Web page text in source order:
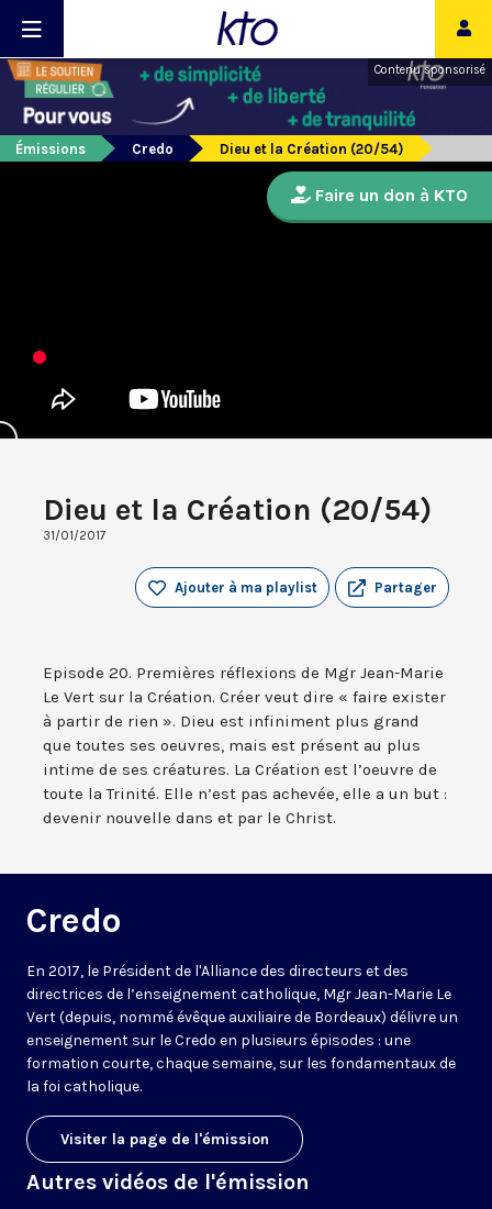
Contenu sponsorisé
Émissions Credo Dieu et la Création (20/54)
Dieu et la Création (20/54)
31/01/2017
Partager
Ajouter à ma playlist
Episode 20. Premières réflexions de Mgr Jean-Marie
Le Vert sur la Création. Créer veut dire « faire exister
à partir de rien ». Dieu est infiniment plus grand
que toutes ses oeuvres, mais est présent au plus
intime de ses créatures. La Création est l’oeuvre de
toute la Trinité. Elle n’est pas achevée, elle a un but :
devenir nouvelle dans et par le Christ.
Credo
En 2017, le Président de l'Alliance des directeurs et des
directrices de l’enseignement catholique, Mgr Jean-Marie Le
Vert (depuis, nommé évêque auxiliaire de Bordeaux) délivre un
enseignement sur le Credo en plusieurs épisodes : une
formation courte, chaque semaine, sur les fondamentaux de
la foi catholique.
Visiter la page de l'émission
Autres vidéos de l'émission
Faire un don à KTO